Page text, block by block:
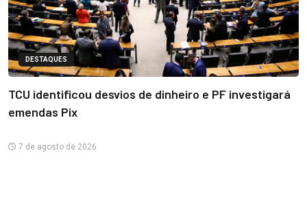
DESTAQUES
TCU identificou desvios de dinheiro e PF investigará
emendas Pix
7 de agosto de 2026